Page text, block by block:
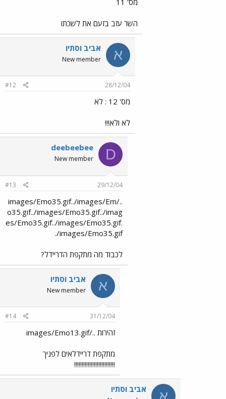
השר עזב בזעם את לשכתו
א אביב וסתיו
New member
28/12/04
#12
מס' 12 : לא
לא ולא!!!
D
deebeebee
New member
29/12/04
#13
../images/Emo35.gif../images/Em
o35.gif../images/Emo35.gif../imag
es/Emo35.gif../images/Emo35.gif.
./images/Emo35.gif
לכבוד מה מתקפת הדריידל?
א אביב וסתיו
New member
31/12/04
#14
זהירות ../images/Emo13.gif
מתקפת דריידלאים לפניך
!!!!!!!!!!!!!!!!!!!!!!!!!!!
א אביב וסתיו